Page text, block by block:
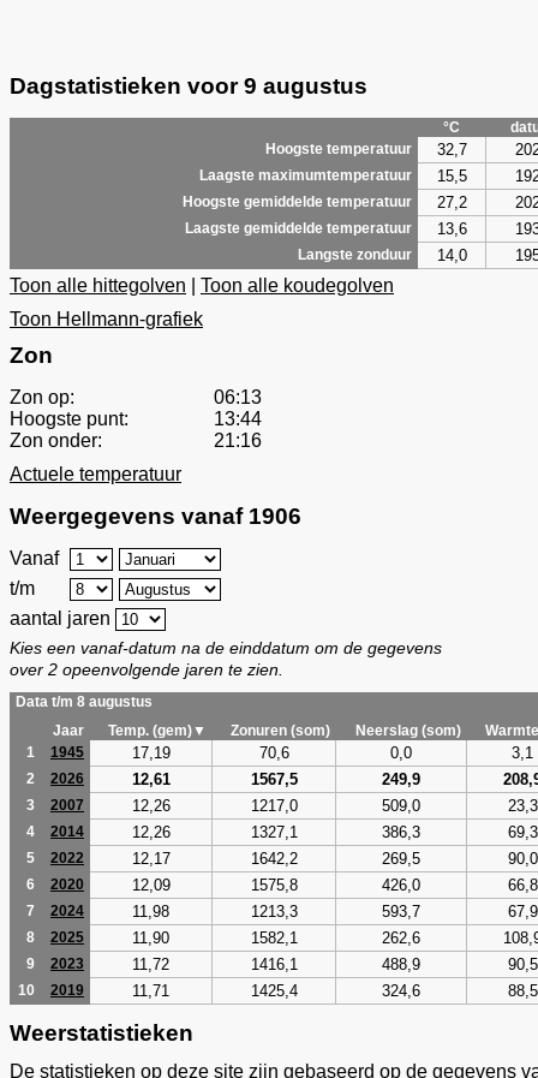
Dagstatistieken voor 9 augustus
°C
Hoogste temperatuur
32,7
Laagste maximumtemperatuur 15,5
Hoogste gemiddelde temperatuur 27,2
Laagste gemiddelde temperatuur 13,6
Langste zonduur 14,0
Toon alle hittegolven
Toon alle koudegolven
Toon Hellmann-grafiek
Zon
Zon op:
06:13
Hoogste punt:
13:44
Zon onder:
21:16
Actuele temperatuur
Weergegevens vanaf 1906
Vanaf
t/m
aantal jaren
Kies een vanaf-datum na de einddatum om de gegevens
over 2 opeenvolgende jaren te zien.
Data t/m 8 augustus
Jaar
Temp. (gem)▼ Zonuren (som) Neerslag (som)
1
1945 17,19 70,6 0,0 3,1
2 2026 12,61 1567,5 249,9
3 2007 12,26 1217,0 509,0 23,3
4 2014 12,26 1327,1 386,3 69,3
5 2022 12,17 1642,2 269,5 90,0
6 2020 12,09 1575,8 426,0 66,8
7 2024 11,98 1213,3 593,7 67,9
8 2025 11,90 1582,1 262,6
9 2023 11,72 1416,1 488,9 90,5
10 2019 11,71 1425,4 324,6 88,5
Weerstatistieken
De statistieken op deze site zijn gebaseerd op de gegevens